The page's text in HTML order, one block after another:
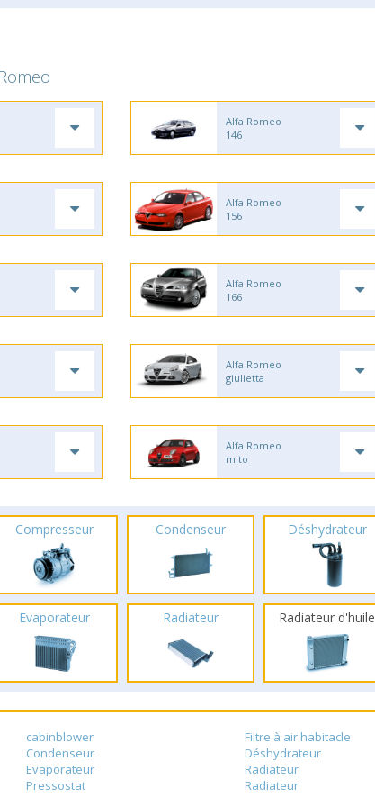
Alfa Romeo
146
Alfa Romeo
156
Alfa Romeo
166
Alfa Romeo
giulietta
Alfa Romeo
mito
Compresseur Condenseur Déshydrateur
Evaporateur Radiateur Radiateur d'huile
cabinblower Filtre à air habitacle
Condenseur
Déshydrateur
Evaporateur
Radiateur
Pressostat
Radiateur